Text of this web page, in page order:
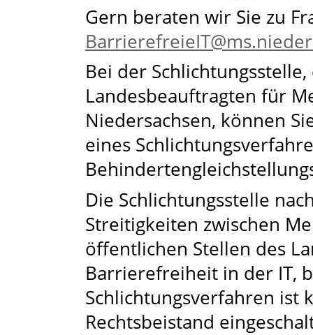
Gern beraten wir Sie zu
Bei der
Landesbeauftragten für
Niedersachsen, können
eines
Die Schlichtungsstelle
Streitigkeiten zwischen
öffentlichen Stellen des
Barrierefreiheit in der IT,
Schlichtungsverfahren ist
Rechtsbeistand